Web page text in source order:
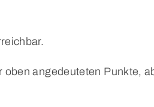
angedeuteten Punkte,